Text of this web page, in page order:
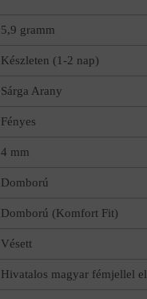
5,9 gramm
Készleten (1-2 nap)
Sárga Arany
Fényes
4 mm
Domború
Domború (Komfort Fit)
Vésett
Hivatalos magyar fémjellel